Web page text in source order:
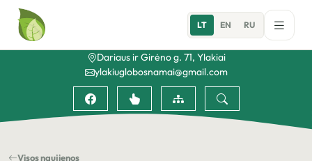
Dariaus ir Girėno g. 71, Ylakiai
ylakiuglobosnamai@gmail.com
LT EN RU
Visos naujienos